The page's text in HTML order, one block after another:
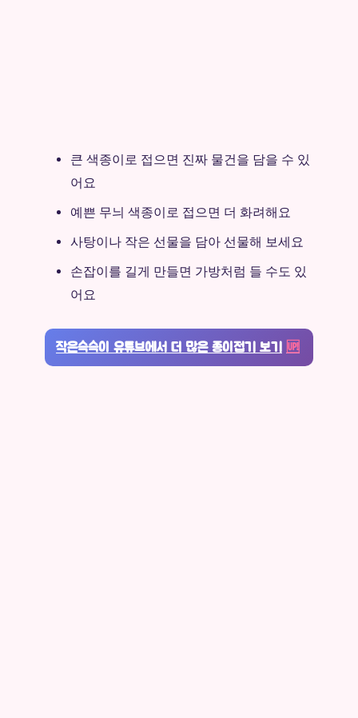
큰 색종이로 접으면 진짜 물건을 담을 수 있
어요
예쁜 무늬 색종이로 접으면 더 화려해요
사탕이나 작은 선물을 담아 선물해 보세요
손잡이를 길게 만들면 가방처럼 들 수도 있
어요
작은슥슥이 유튜브에서 더 많은 종이접기 보기 🆙